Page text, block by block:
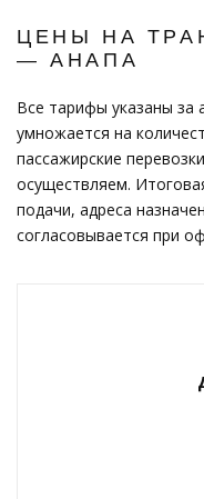
ЦЕНЫ НА
— АНАПА
Все тарифы указаны за
умножается на
пассажирские
осуществляем.
подачи, адреса
согласовывается при